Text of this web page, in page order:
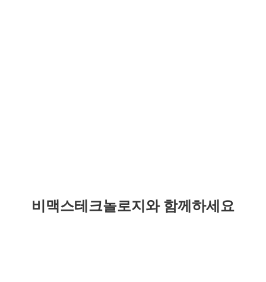
비맥스테크놀로지와 함께하세요